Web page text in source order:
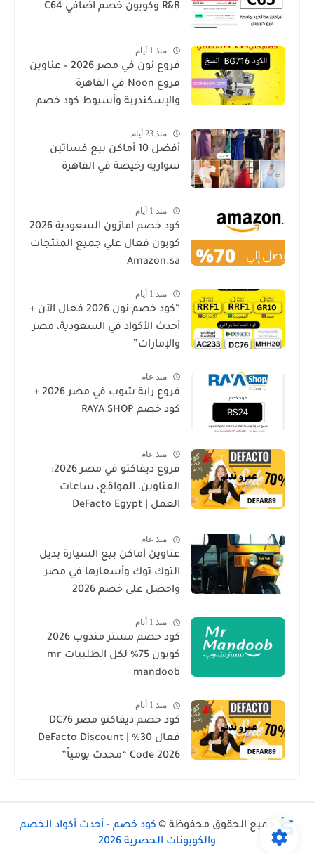
R&B وكوبون خصم اضافي C64
منذ 1 أيام
فروع نون في مصر 2026 – عناوين
فروع Noon في القاهرة
والإسكندرية وأسيوط كود خصم
منذ 23 أيام
أفضل 10 أماكن بيع فساتين
سواريه رخيصة في القاهرة
منذ 1 أيام
كود خصم امازون السعودية 2026
كوبون فعال علي جميع المنتجات
Amazon.sa
منذ 1 أيام
“كود خصم نون 2026 فعال الآن +
أحدث الأكواد في السعودية، مصر
والإمارات”
منذ عام
فروع راية شوب في مصر 2026 +
كود خصم RAYA SHOP
منذ عام
فروع ديفاكتو في مصر 2026:
العناوين، المواقع، ساعات
العمل | DeFacto Egypt
منذ عام
عناوين أماكن بيع السيارة بديل
التوك توك وأسعارها في مصر
واحصل على خصم 2026
منذ 1 أيام
كود خصم مستر مندوب 2026
كوبون 75% لكل الطلبيات mr
mandoob
منذ 1 أيام
كود خصم ديفاكتو مصر DC76
فعال 30% | DeFacto Discount
Code 2026 “محدث يومياً”
جميع الحقوق محفوظة © كود خصم - أحدث أكواد الخصم
والكوبونات الحصرية 2026